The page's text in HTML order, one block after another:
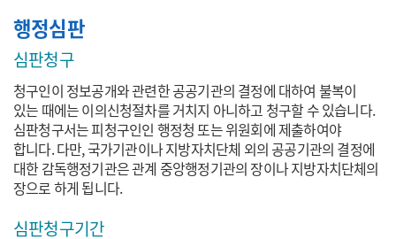
행정심판
심판청구
청구인이 정보공개와 관련한 공공기관의 결정에 대하여 불복이
있는 때에는 이의신청절차를 거치지 아니하고 청구할 수 있습니다.
심판청구서는 피청구인인 행정청 또는 위원회에 제출하여야
합니다. 다만, 국가기관이나 지방자치단체 외의 공공기관의 결정에
대한 감독행정기관은 관계 중앙행정기관의 장이나 지방자치단체의
장으로 하게 됩니다.
심판청구기간